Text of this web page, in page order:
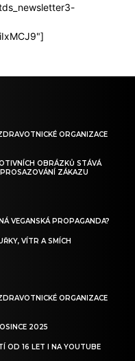
ORGANIZACE
OBRÁZKŮ STÁVÁ
ZÁKAZU
VEGANSKÁ PROPAGANDA?
VÍTR A SMÍCH
ORGANIZACE
2025
OD 16 LET I NA YOUTUBE